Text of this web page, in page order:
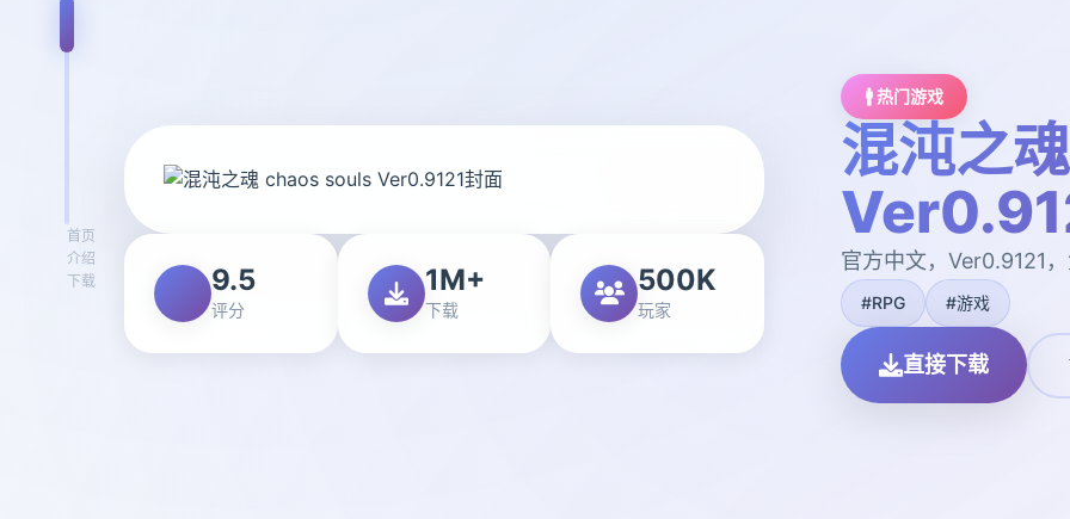
首页
介绍
下载
9.5
评分
1M+
下载
500K
玩家
🚹 热门游戏
混沌之
官方中文，Ver0.9121
#RPG #游戏
直接下载